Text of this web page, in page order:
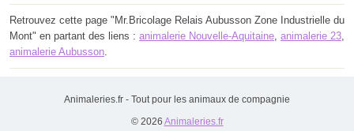
Retrouvez cette page "Mr.Bricolage Relais Aubusson Zone Industrielle du
Mont" en partant des liens : animalerie Nouvelle-Aquitaine, animalerie 23,
animalerie Aubusson.
Animaleries.fr - Tout pour les animaux de compagnie
© 2026 Animaleries.fr